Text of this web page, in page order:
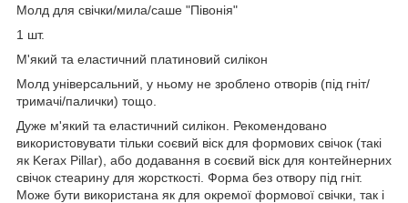
Молд для свічки/мила/саше "Півонія"
1 шт.
М'який та еластичний платиновий силікон
Молд універсальний, у ньому не зроблено отворів (під гніт/
тримачі/палички) тощо.
Дуже м'який та еластичний силікон. Рекомендовано
використовувати тільки соєвий віск для формових свічок (такі
як Kerax Pillar), або додавання в соєвий віск для контейнерних
свічок стеарину для жорсткості. Форма без отвору під гніт.
Може бути використана як для окремої формової свічки, так і